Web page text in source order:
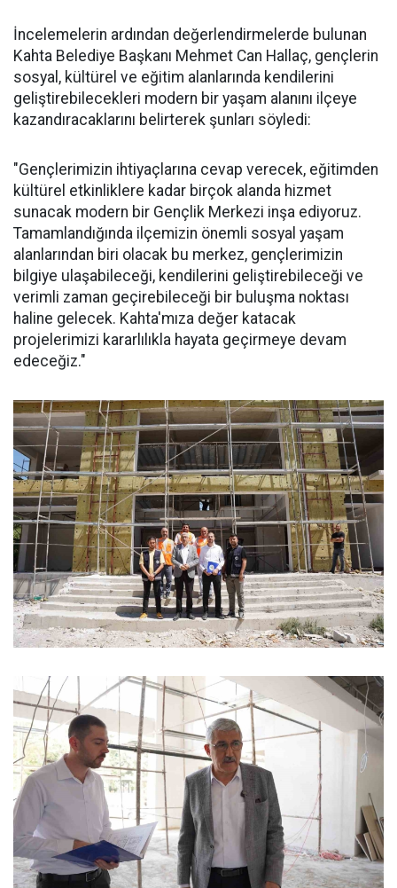
İncelemelerin ardından değerlendirmelerde bulunan
Kahta Belediye Başkanı Mehmet Can Hallaç, gençlerin
sosyal, kültürel ve eğitim alanlarında kendilerini
geliştirebilecekleri modern bir yaşam alanını ilçeye
kazandıracaklarını belirterek şunları söyledi:
"Gençlerimizin ihtiyaçlarına cevap verecek, eğitimden
kültürel etkinliklere kadar birçok alanda hizmet
sunacak modern bir Gençlik Merkezi inşa ediyoruz.
Tamamlandığında ilçemizin önemli sosyal yaşam
alanlarından biri olacak bu merkez, gençlerimizin
bilgiye ulaşabileceği, kendilerini geliştirebileceği ve
verimli zaman geçirebileceği bir buluşma noktası
haline gelecek. Kahta'mıza değer katacak
projelerimizi kararlılıkla hayata geçirmeye devam
edeceğiz."